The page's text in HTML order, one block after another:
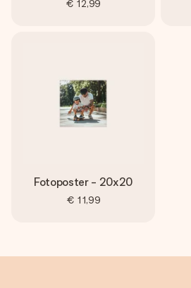
€ 12,99
Fotoposter - 20x20
€ 11,99